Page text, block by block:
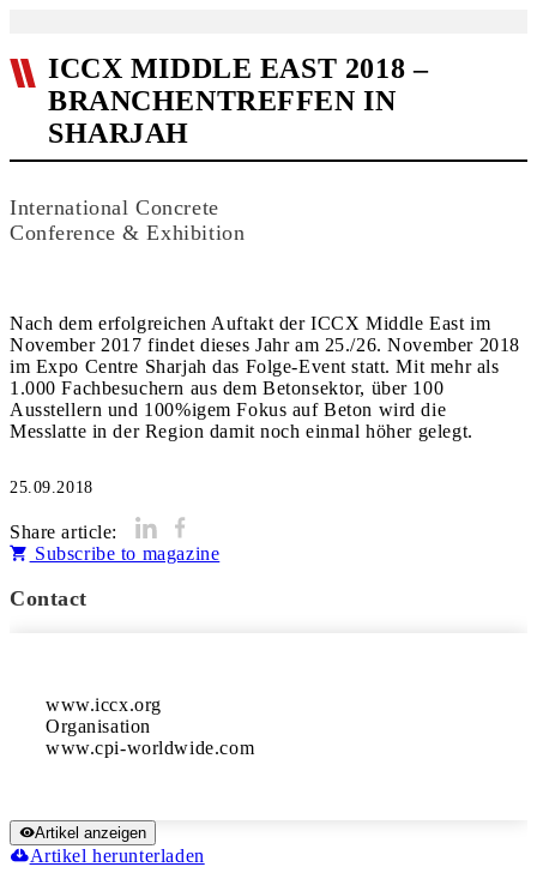
ICCX MIDDLE EAST 2018 –
BRANCHENTREFFEN IN
SHARJAH
International Concrete
Conference & Exhibition
Nach dem erfolgreichen Auftakt der ICCX Middle East im
November 2017 findet dieses Jahr am 25./26. November 2018
im Expo Centre Sharjah das Folge-Event statt. Mit mehr als
1.000 Fachbesuchern aus dem Betonsektor, über 100
Ausstellern und 100%igem Fokus auf Beton wird die
Messlatte in der Region damit noch einmal höher gelegt.
25.09.2018
Share article:
Subscribe to magazine
Contact
www.iccx.org
Organisation
www.cpi-worldwide.com
Artikel anzeigen
Artikel herunterladen